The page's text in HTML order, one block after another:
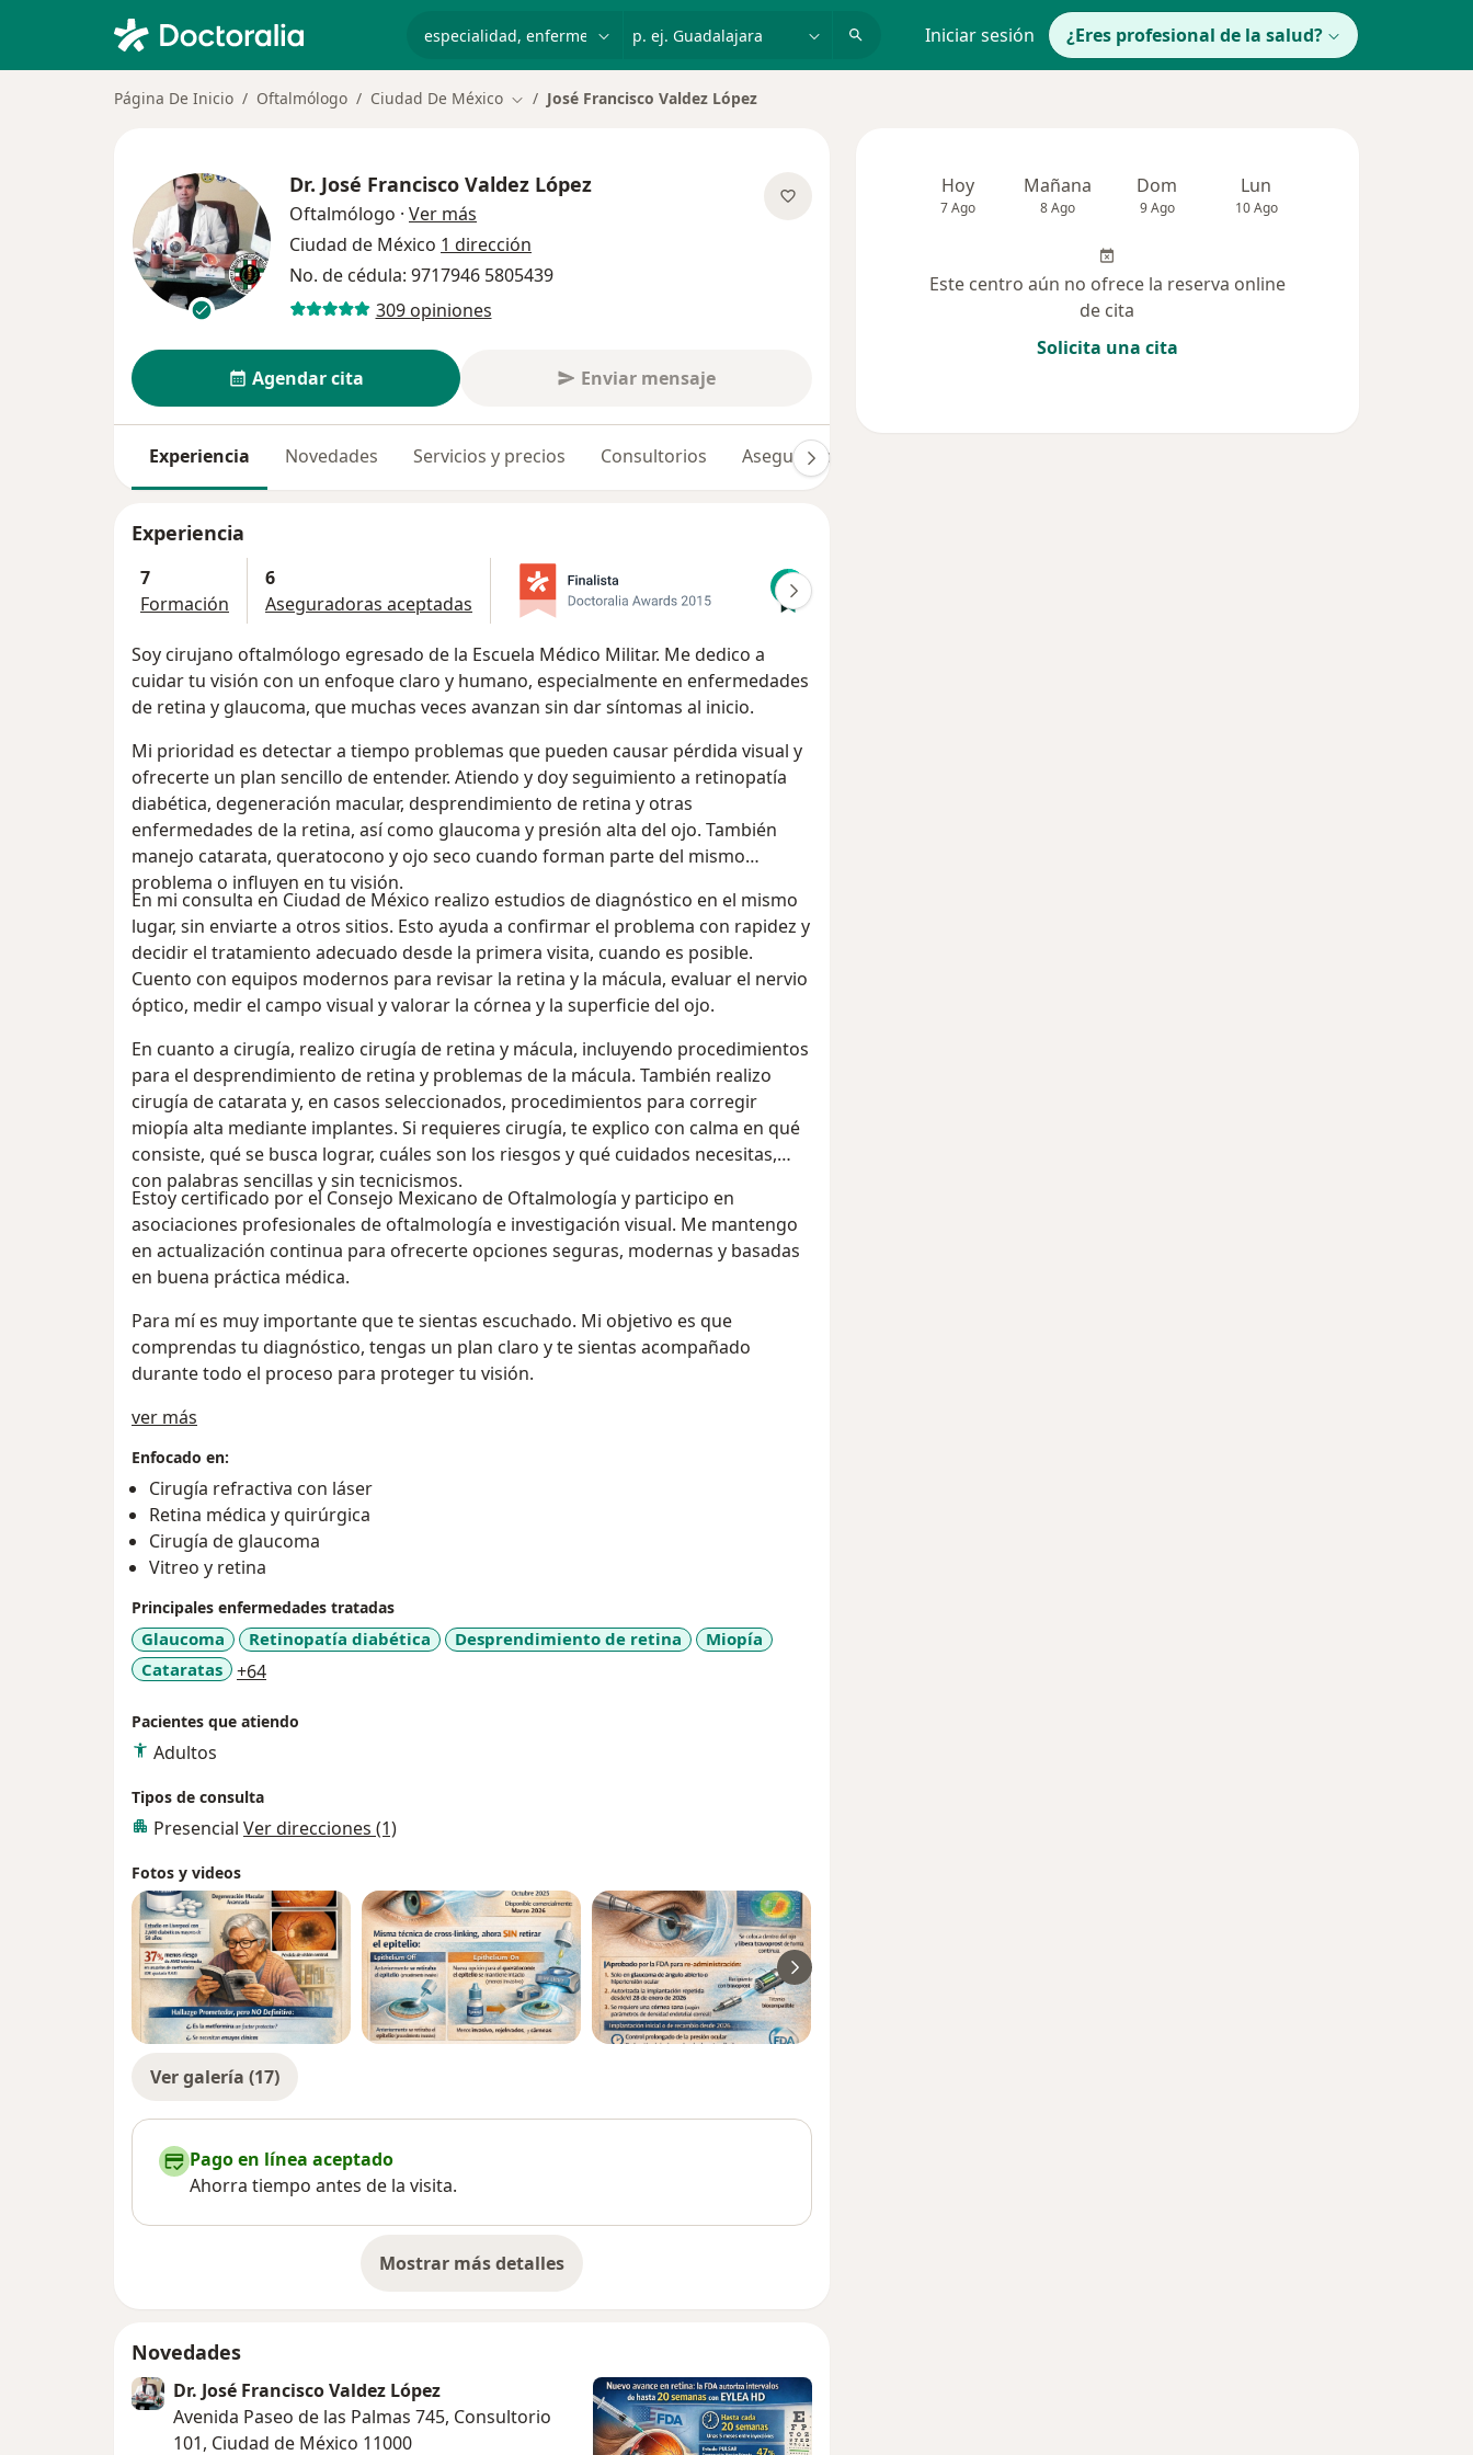
Iniciar sesión ¿Eres profesional de la salud?
Página De Inicio Oftalmólogo Ciudad De México Cambiar de ciudad
José Francisco Valdez López
Dr. José Francisco Valdez López
Oftalmólogo · Ver más
Ciudad de México 1 dirección
No. de cédula: 9717946 5805439
309 opiniones
Agendar cita Enviar mensaje
Experiencia Novedades Servicios y precios Consultorios Aseguradoras
Experiencia
7
Formación
6
Aseguradoras aceptadas
Soy cirujano oftalmólogo egresado de la Escuela Médico Militar. Me dedico a
cuidar tu visión con un enfoque claro y humano, especialmente en enfermedades
de retina y glaucoma, que muchas veces avanzan sin dar síntomas al inicio.
Mi prioridad es detectar a tiempo problemas que pueden causar pérdida visual y
ofrecerte un plan sencillo de entender. Atiendo y doy seguimiento a retinopatía
diabética, degeneración macular, desprendimiento de retina y otras
enfermedades de la retina, así como glaucoma y presión alta del ojo. También
manejo catarata, queratocono y ojo seco cuando forman parte del mismo
problema o influyen en tu visión.
En mi consulta en Ciudad de México realizo estudios de diagnóstico en el mismo
lugar, sin enviarte a otros sitios. Esto ayuda a confirmar el problema con rapidez y
decidir el tratamiento adecuado desde la primera visita, cuando es posible.
Cuento con equipos modernos para revisar la retina y la mácula, evaluar el nervio
óptico, medir el campo visual y valorar la córnea y la superficie del ojo.
En cuanto a cirugía, realizo cirugía de retina y mácula, incluyendo procedimientos
para el desprendimiento de retina y problemas de la mácula. También realizo
cirugía de catarata y, en casos seleccionados, procedimientos para corregir
miopía alta mediante implantes. Si requieres cirugía, te explico con calma en qué
consiste, qué se busca lograr, cuáles son los riesgos y qué cuidados necesitas,
con palabras sencillas y sin tecnicismos.
Estoy certificado por el Consejo Mexicano de Oftalmología y participo en
asociaciones profesionales de oftalmología e investigación visual. Me mantengo
en actualización continua para ofrecerte opciones seguras, modernas y basadas
en buena práctica médica.
Para mí es muy importante que te sientas escuchado. Mi objetivo es que
comprendas tu diagnóstico, tengas un plan claro y te sientas acompañado
durante todo el proceso para proteger tu visión.
ver más
Enfocado en:
Cirugía refractiva con láser
Retina médica y quirúrgica
Cirugía de glaucoma
Vitreo y retina
Principales enfermedades tratadas
Glaucoma Retinopatía diabética Desprendimiento de retina
Miopía
Cataratas
+64a11y_sr_more_diseases
Pacientes que atiendo
Adultos
Tipos de consulta
Presencial Ver direcciones (1)
Fotos y videos
Ver galería (17)
Pago en línea aceptado
Ahorra tiempo antes de la visita.
Mostrar más detalles
sobre la experiencia
Novedades
Dr. José Francisco Valdez López
Avenida Paseo de las Palmas 745, Consultorio
101, Ciudad de México 11000
Hoy
7 Ago
Mañana
8 Ago
Dom
9 Ago
Lun
10 Ago
Este centro aún no ofrece la reserva online
de cita
Solicita una cita